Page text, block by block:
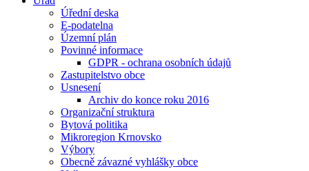
Úřední deska
E-podatelna
Územní plán
Povinné informace
GDPR - ochrana osobních údajů
Zastupitelstvo obce
Usnesení
Archiv do konce roku 2016
Organizační struktura
Bytová politika
Mikroregion Krnovsko
Výbory
Obecně závazné vyhlášky obce